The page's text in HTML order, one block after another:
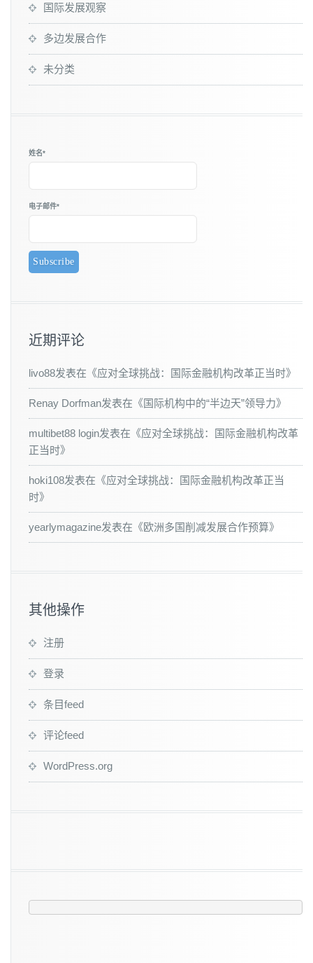
国际发展观察
多边发展合作
未分类
姓名*
电子邮件*
近期评论
livo88发表在《应对全球挑战：国际金融机构改革正当时》
Renay Dorfman发表在《国际机构中的“半边天”领导力》
multibet88 login发表在《应对全球挑战：国际金融机构改革
正当时》
hoki108发表在《应对全球挑战：国际金融机构改革正当
时》
yearlymagazine发表在《欧洲多国削减发展合作预算》
其他操作
注册
登录
条目feed
评论feed
WordPress.org